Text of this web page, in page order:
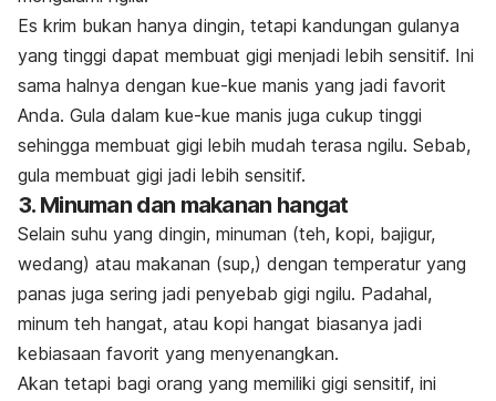
Es krim bukan hanya dingin, tetapi kandungan gulanya
yang tinggi dapat membuat gigi menjadi lebih sensitif. Ini
sama halnya dengan kue-kue manis yang jadi favorit
Anda. Gula dalam kue-kue manis juga cukup tinggi
sehingga membuat gigi lebih mudah terasa ngilu. Sebab,
gula membuat gigi jadi lebih sensitif.
3. Minuman dan makanan hangat
Selain suhu yang dingin, minuman (teh, kopi, bajigur,
wedang) atau makanan (sup,) dengan temperatur yang
panas juga sering jadi penyebab gigi ngilu. Padahal,
minum teh hangat, atau kopi hangat biasanya jadi
kebiasaan favorit yang menyenangkan.
Akan tetapi bagi orang yang memiliki gigi sensitif, ini